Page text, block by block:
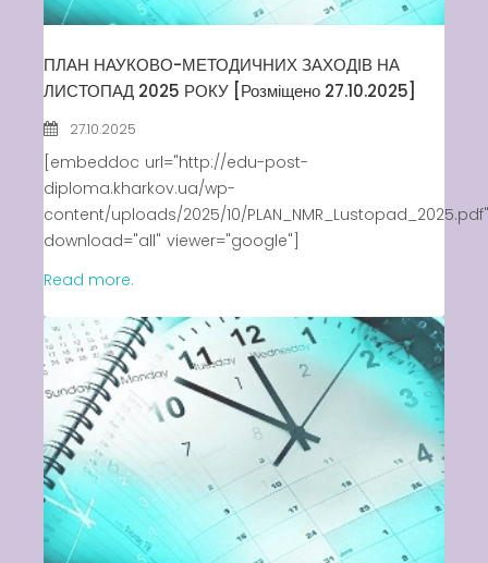
ПЛАН НАУКОВО-МЕТОДИЧНИХ ЗАХОДІВ НА
ЛИСТОПАД 2025 РОКУ [Розміщено 27.10.2025]
27.10.2025
[embeddoc url="http://edu-post-
diploma.kharkov.ua/wp-
content/uploads/2025/10/PLAN_NMR_Lustopad_2025.pdf"
download="all" viewer="google"]
Read more.